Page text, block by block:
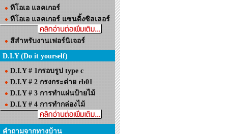
ทีโอเอ แลคเกอร์
ทีโอเอ แลคเกอร์ แซนดิ้งซิลเลอร์
สีสำหรับงานเฟอร์นิเจอร์
D.I.Y (Do it yourself)
D.I.Y # 1กรอบรูป type c
D.I.Y # 2 กรงกระต่าย rb01
D.I.Y # 3 การทำแผ่นป้ายไม้
D.I.Y # 4 การทำกล่องไม้
คำถามจากทางบ้าน